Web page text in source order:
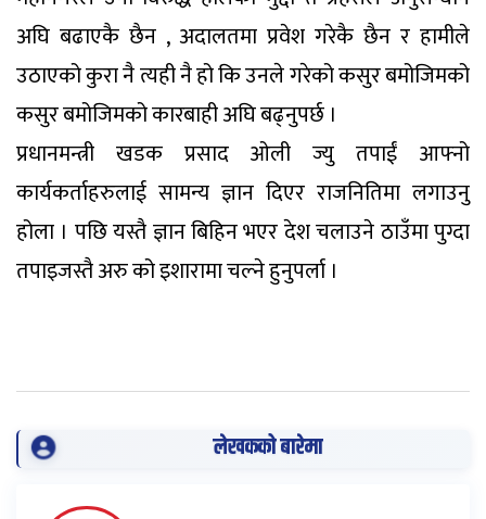
अघि बढाएकै छैन , अदालतमा प्रवेश गरेकै छैन र हामीले
उठाएको कुरा नै त्यही नै हो कि उनले गरेको कसुर बमोजिमको
कसुर बमोजिमको कारबाही अघि बढ्नुपर्छ ।
प्रधानमन्त्री खडक प्रसाद ओली ज्यु तपाईं आफ्नो
कार्यकर्ताहरुलाई सामन्य ज्ञान दिएर राजनितिमा लगाउनु
होला । पछि यस्तै ज्ञान बिहिन भएर देश चलाउने ठाउँमा पुग्दा
तपाइजस्तै अरु को इशारामा चल्ने हुनुपर्ला ।
लेखकको बारेमा